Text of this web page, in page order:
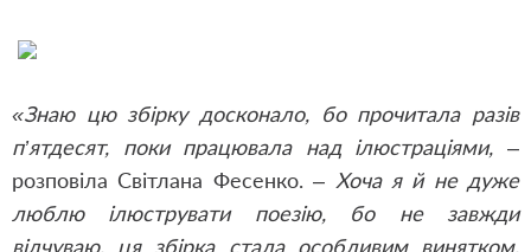
«Знаю цю збірку досконало, бо прочитала разів
п’ятдесят, поки працювала над ілюстраціями, –
розповіла Світлана Фесенко. – Хоча я й не дуже
люблю ілюструвати поезію, бо не завжди
відчуваю, ця збірка стала особливим винятком.